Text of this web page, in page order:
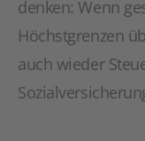
denken: Wenn
Höchstgrenzen
auch wieder